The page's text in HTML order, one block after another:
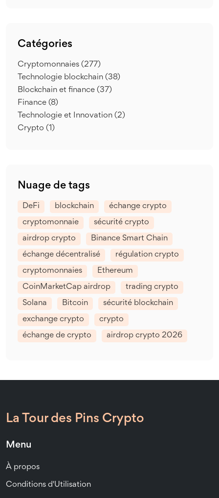
Catégories
Cryptomonnaies (277)
Technologie blockchain (38)
Blockchain et finance (37)
Finance (8)
Technologie et Innovation (2)
Crypto (1)
Nuage de tags
DeFi blockchain échange crypto
cryptomonnaie sécurité crypto
airdrop crypto Binance Smart Chain
échange décentralisé régulation crypto
cryptomonnaies Ethereum
CoinMarketCap airdrop trading crypto
Solana Bitcoin sécurité blockchain
exchange crypto crypto
échange de crypto airdrop crypto 2026
La Tour des Pins Crypto
Menu
À propos
Conditions d'Utilisation